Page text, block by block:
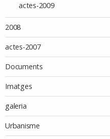
actes-2009
2008
actes-2007
Documents
Imatges
galeria
Urbanisme